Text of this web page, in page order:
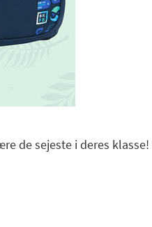
de sejeste i deres klasse!